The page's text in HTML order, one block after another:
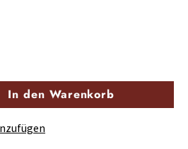
In den Warenkorb